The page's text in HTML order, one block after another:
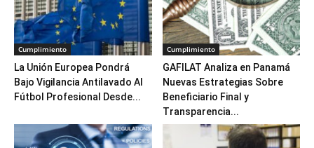
Cumplimiento
La Unión Europea Pondrá
Bajo Vigilancia Antilavado Al
Fútbol Profesional Desde...
Cumplimiento
GAFILAT Analiza en Panamá
Nuevas Estrategias Sobre
Beneficiario Final y
Transparencia...